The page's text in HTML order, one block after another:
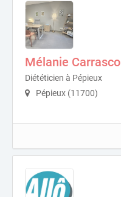
Mélanie Carrasco
Diététicien à Pépieux
Pépieux (11700)